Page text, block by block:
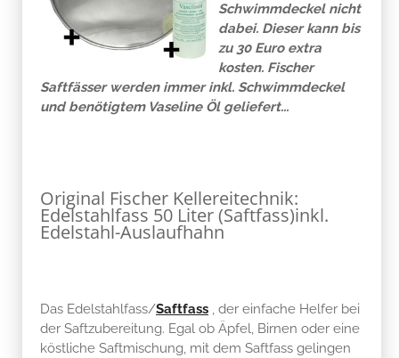
Schwimmdeckel nicht
dabei. Dieser kann bis
zu 30 Euro extra
kosten. Fischer
Saftfässer werden immer inkl. Schwimmdeckel
und benötigtem Vaseline Öl geliefert...
Original Fischer Kellereitechnik:
Edelstahlfass 50 Liter (Saftfass)inkl.
Edelstahl-Auslaufhahn
Das Edelstahlfass/Saftfass , der einfache Helfer bei
der Saftzubereitung. Egal ob Äpfel, Birnen oder eine
köstliche Saftmischung, mit dem Saftfass gelingen